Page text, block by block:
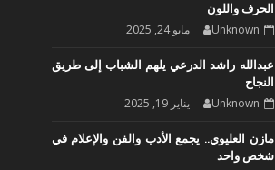
الحرف واللون
Unknown مايو 24, 2025
عبدالله راشد الدرعي يلهم الشباب إلى طريق
النجاح
Unknown يناير 19, 2025
مازن العليوي.. يجمع الأدب والفن والإعلام في
شخص واحد